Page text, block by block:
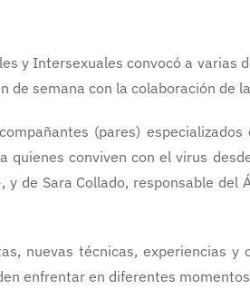
y Intersexuales convocó a
semana con la colaboración de la
(pares)
conviven con el virus
de Sara Collado, responsable
nuevas técnicas, experiencias
enfrentar en diferentes